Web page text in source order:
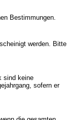
Bestimmungen.
werden. Bitte
sind keine
sofern er